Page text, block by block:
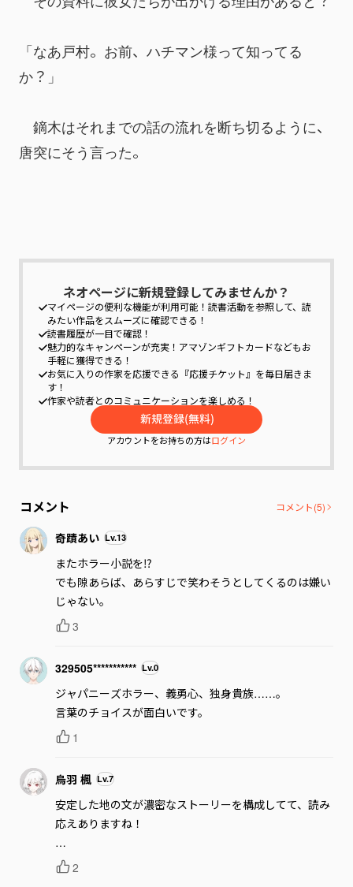
「なあ戸村。お前、ハチマン様って知ってる
か？」
鏑木はそれまでの話の流れを断ち切るように、
唐突にそう言った。
ネオページに新規登録してみませんか？
マイページの便利な機能が利用可能！ 読書活動を参照して、読
みたい作品をスムーズに確認できる！
読書履歴が一目で確認！
魅力的なキャンペーンが充実！ アマゾンギフトカードなどもお
手軽に獲得できる！
お気に入りの作家を応援できる『応援チケット』を毎日届きま
す！
作家や読者とのコミュニケーションを楽しめる！
アカウントをお持ちの方はログイン
コメント コメント(5)
奇蹟あい Lv.13
またホラー小説を⁉
でも隙あらば、あらすじで笑わそうとしてくるのは嫌い
じゃない。
3
329505*********** Lv.0
ジャパニーズホラー、義勇心、独身貴族……。
言葉のチョイスが面白いです。
1
烏羽 楓 Lv.7
安定した地の文が濃密なストーリーを構成してて、読み
応えありますね！
更新楽しみにしてます！
2